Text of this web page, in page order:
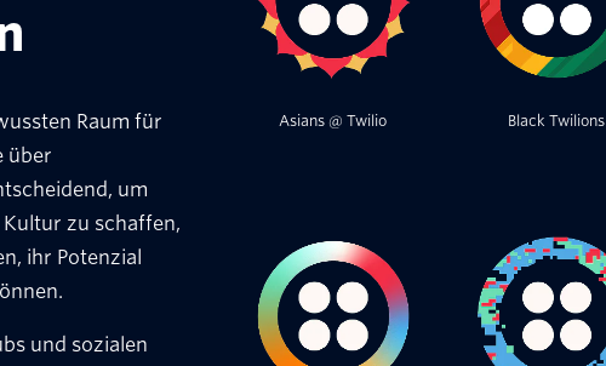
Raum für
über
um
zu schaffen,
ihr Potenzial
und sozialen
Asians @ Twilio Black Twilions